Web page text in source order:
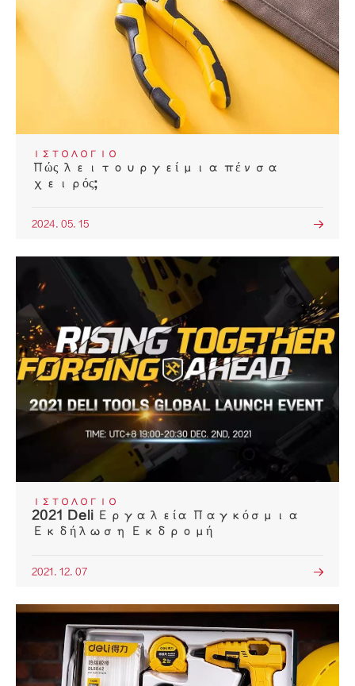
ΙΣΤΟΛΌΓΙΟ
Πώς λειτουργεί μια πένσα
χειρός;
2024. 05. 15 
ΙΣΤΟΛΌΓΙΟ
2021 Deli Εργαλεία Παγκόσμια
Εκδήλωση Εκδρομή
2021. 12. 07 